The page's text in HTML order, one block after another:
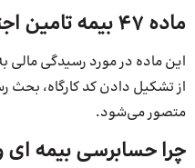
ماده 47 بیمه تامین اجتماعی
این ماده در مورد رسیدگی مالی
از تشکیل دادن کد کارگاه، بحث
متصور می‌شود.
چرا حسابرسی بیمه ای